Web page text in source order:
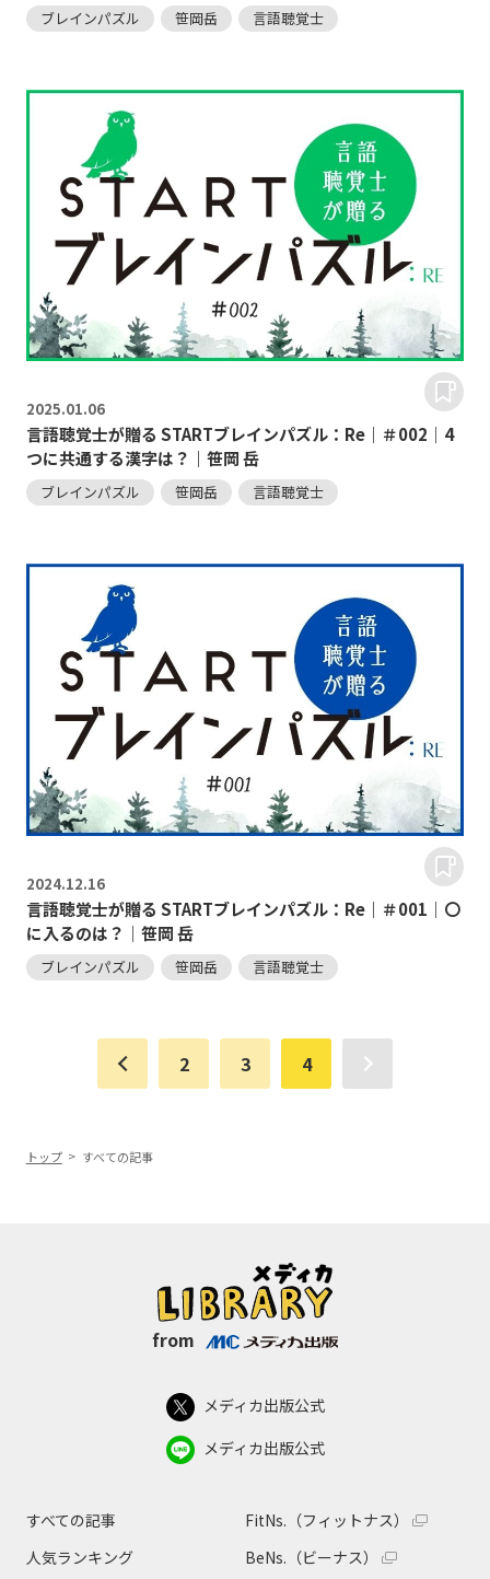
ブレインパズル 笹岡岳 言語聴覚士
2025.01.06
言語聴覚士が贈る STARTブレインパズル：Re｜＃002｜4
つに共通する漢字は？｜笹岡 岳
ブレインパズル 笹岡岳 言語聴覚士
2024.12.16
言語聴覚士が贈る STARTブレインパズル：Re｜＃001｜〇
に入るのは？｜笹岡 岳
ブレインパズル 笹岡岳 言語聴覚士
2 3 4
トップ すべての記事
from
メディカ出版公式
メディカ出版公式
すべての記事
人気ランキング
FitNs.（フィットナス）
BeNs.（ビーナス）